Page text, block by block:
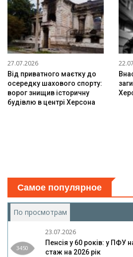
27.07.2026
Від приватного маєтку до
осередку шахового спорту:
ворог знищив історичну
будівлю в центрі Херсона
Самое популярное
По просмотрам
3450
23.07.2026
Пенсія у 60 років: у ПФУ
стаж на 2026 рік